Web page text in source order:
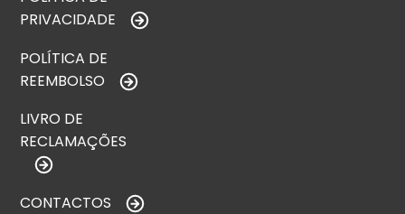
PRIVACIDADE
POLÍTICA DE
REEMBOLSO
LIVRO DE
RECLAMAÇÕES
CONTACTOS